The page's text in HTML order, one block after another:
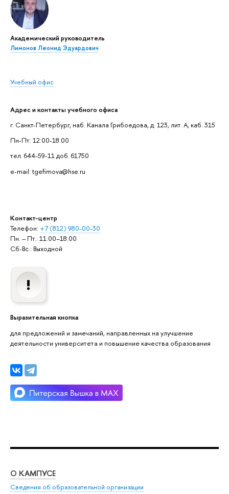
Академический руководитель
Лимонов Леонид Эдуардович
Учебный офис
Адрес и контакты учебного офиса
г. Санкт-Петербург, наб. Канала Грибоедова, д. 123, лит. А, каб. 315
Пн-Пт: 12:00-18:00
тел. 644-59-11 доб. 61750
e-mail: tgefimova@hse.ru
Контакт-центр
Телефон: +7 (812) 980-00-30
Пн. – Пт.: 11:00–18:00
Сб-Вс.: Выходной
Выразительная кнопка
для предложений и замечаний, направленных на улучшение
деятельности университета и повышение качества образования
О КАМПУСЕ
Сведения об образовательной организации